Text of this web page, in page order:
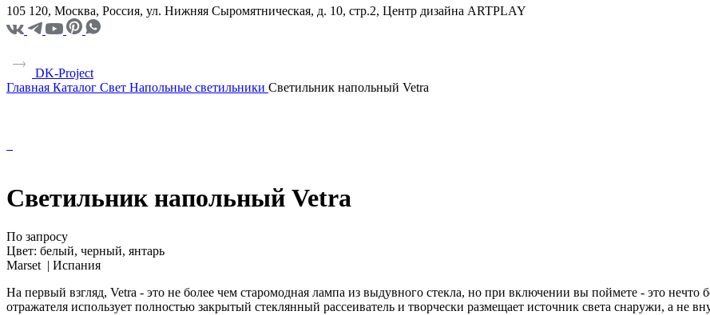
105 120, Москва, Россия, ул. Нижняя Сыромятническая, д. 10, стр.2, Центр дизайна ARTPLAY
DK-Project
Главная Каталог Свет Напольные светильники Светильник напольный Vetra
Светильник напольный Vetra
По запросу
Цвет: белый, черный, янтарь
Marset | Испания
На первый взгляд, Vetra - это не более чем старомодная лампа из выдувного стекла, но при включении вы поймете - это нечто
отражателя использует полностью закрытый стеклянный рассеиватель и творчески размещает источник света снаружи, а не